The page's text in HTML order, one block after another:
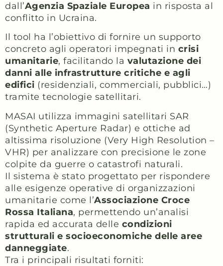
dall’Agenzia Spaziale Europea in risposta al
conflitto in Ucraina.
Il tool ha l’obiettivo di fornire un supporto
concreto agli operatori impegnati in crisi
umanitarie, facilitando la valutazione dei
danni alle infrastrutture critiche e agli
edifici (residenziali, commerciali, pubblici…)
tramite tecnologie satellitari.
MASAI utilizza immagini satellitari SAR
(Synthetic Aperture Radar) e ottiche ad
altissima risoluzione (Very High Resolution –
VHR) per analizzare con precisione le zone
colpite da guerre o catastrofi naturali.
Il sistema è stato progettato per rispondere
alle esigenze operative di organizzazioni
umanitarie come l’Associazione Croce
Rossa Italiana, permettendo un’analisi
rapida ed accurata delle condizioni
strutturali e socioeconomiche delle aree
danneggiate.
Tra i principali risultati forniti: